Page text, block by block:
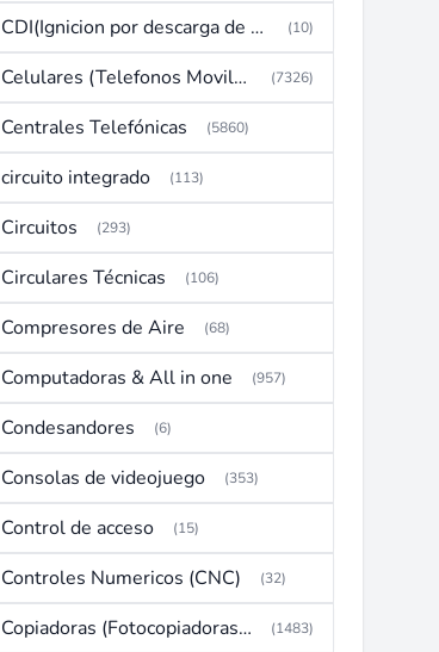
CDI(Ignicion por descarga de capacitor) (10)
Celulares (Telefonos Moviles) (7326)
Centrales Telefónicas (5860)
circuito integrado (113)
Circuitos (293)
Circulares Técnicas (106)
Compresores de Aire (68)
Computadoras & All in one (957)
Condesandores (6)
Consolas de videojuego (353)
Control de acceso (15)
Controles Numericos (CNC) (32)
Copiadoras (Fotocopiadoras, Multifunctions, Ploter, etc) (1483)